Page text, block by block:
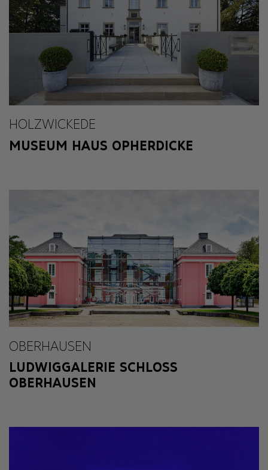
HOLZWICKEDE
MUSEUM HAUS OPHERDICKE
OBERHAUSEN
LUDWIGGALERIE SCHLOSS
OBERHAUSEN